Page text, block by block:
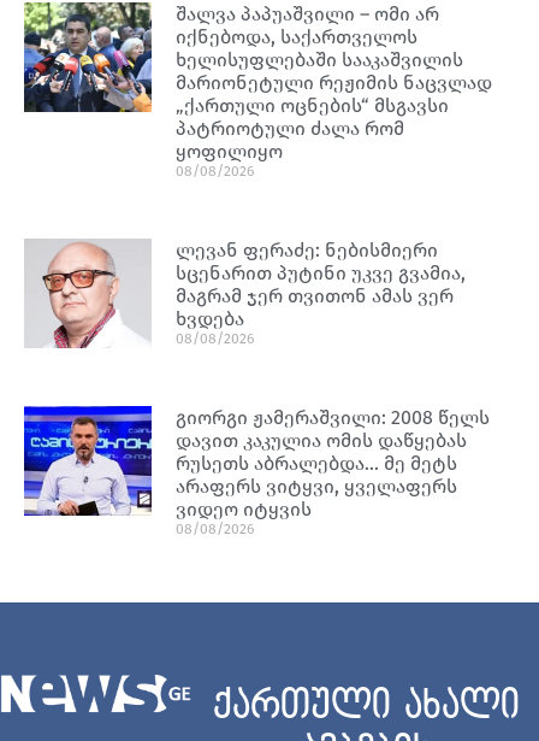
შალვა პაპუაშვილი – ომი არ
იქნებოდა, საქართველოს
ხელისუფლებაში სააკაშვილის
მარიონეტული რეჟიმის ნაცვლად
„ქართული ოცნების“ მსგავსი
პატრიოტული ძალა რომ
ყოფილიყო
08/08/2026
ლევან ფერაძე: ნებისმიერი
სცენარით პუტინი უკვე გვამია,
მაგრამ ჯერ თვითონ ამას ვერ
ხვდება
08/08/2026
გიორგი ჟამერაშვილი: 2008 წელს
დავით კაკულია ომის დაწყებას
რუსეთს აბრალებდა… მე მეტს
არაფერს ვიტყვი, ყველაფერს
ვიდეო იტყვის
08/08/2026
ქართული ახალი